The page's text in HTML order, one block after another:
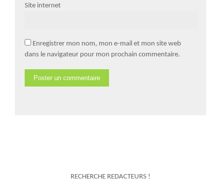
Site internet
Enregistrer mon nom, mon e-mail et mon site web
dans le navigateur pour mon prochain commentaire.
RECHERCHE REDACTEURS !